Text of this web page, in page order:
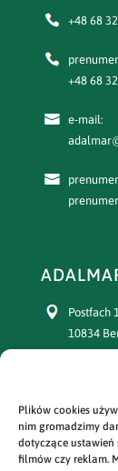
Plików cookies
nim gromadzimy
dotyczące ustawień
filmów czy reklam.
+48 68
+48 68
e-mail:
Postfach
10834
+49 30
+49 30